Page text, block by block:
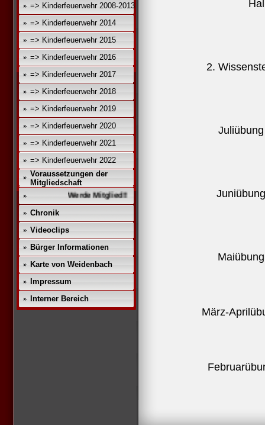
=> Kinderfeuerwehr 2008-2013
=> Kinderfeuerwehr 2014
=> Kinderfeuerwehr 2015
=> Kinderfeuerwehr 2016
=> Kinderfeuerwehr 2017
=> Kinderfeuerwehr 2018
=> Kinderfeuerwehr 2019
=> Kinderfeuerwehr 2020
=> Kinderfeuerwehr 2021
=> Kinderfeuerwehr 2022
Voraussetzungen der
Mitgliedschaft
Werde Mitglied!!
Chronik
Videoclips
Bürger Informationen
Karte von Weidenbach
Impressum
Interner Bereich
2.
März-